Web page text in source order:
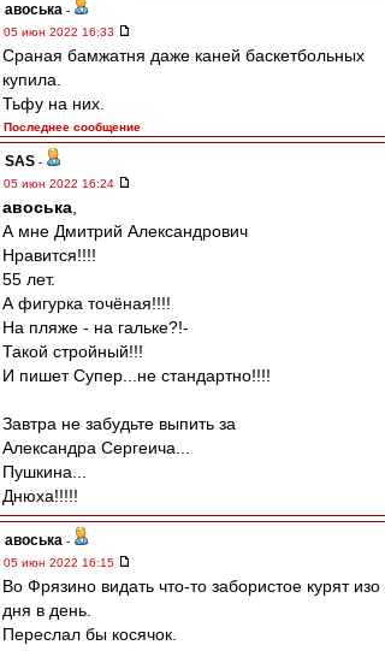
авоська -
05 июн 2022 16:33
Сраная бамжатня даже каней баскетбольных
купила.
Тьфу на них.
Последнее сообщение
SAS -
05 июн 2022 16:24
авоська
А мне Дмитрий Александрович
Нравится!!!!
55 лет.
А фигурка точёная!!!!
На пляже - на гальке?!-
Такой стройный!!!
И пишет Супер...не стандартно!!!!
Завтра не забудьте выпить за
Александра Сергеича...
Пушкина...
Днюха!!!!!
авоська -
05 июн 2022 16:15
Во Фрязино видать что-то забористое курят изо
дня в день.
Переслал бы косячок.